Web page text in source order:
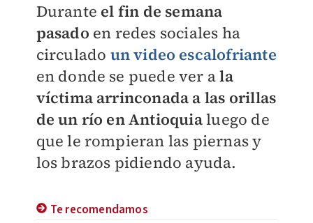
Durante el fin de semana
pasado en redes sociales ha
circulado un video escalofriante
en donde se puede ver ala
víctima arrinconada a las orillas
de un río en Antioquialuego de
que le rompieran las piernas y
los brazos pidiendo ayuda.
Te recomendamos